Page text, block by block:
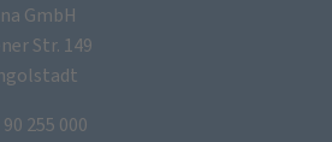
GmbH
Str. 149
255 000